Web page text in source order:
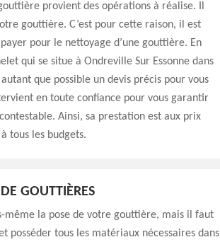
provient des opérations à réalise. Il
gouttière. C’est pour cette raison, il est
pour le nettoyage d’une gouttière. En
qui se situe à Ondreville Sur Essonne dans
que possible un devis précis pour vous
en toute confiance pour vous garantir
Ainsi, sa prestation est aux prix
tous les budgets.
GOUTTIÈRES
même la pose de votre gouttière, mais il faut
posséder tous les matériaux nécessaires dans